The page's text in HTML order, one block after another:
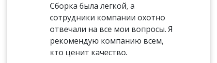
Сборка была легкой, а
сотрудники компании охотно
отвечали на все мои вопросы. Я
рекомендую компанию всем,
кто ценит качество.